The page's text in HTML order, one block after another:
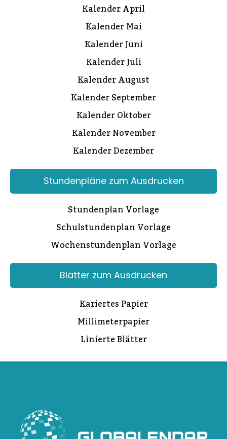
Kalender April
Kalender Mai
Kalender Juni
Kalender Juli
Kalender August
Kalender September
Kalender Oktober
Kalender November
Kalender Dezember
Stundenpläne zum Ausdrucken
Stundenplan Vorlage
Schulstundenplan Vorlage
Wochenstundenplan Vorlage
Blätter zum Ausdrucken
Kariertes Papier
Millimeterpapier
Linierte Blätter